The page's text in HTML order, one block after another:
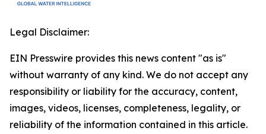
Legal Disclaimer:
EIN Presswire provides this news content "as is"
without warranty of any kind. We do not accept any
responsibility or liability for the accuracy, content,
images, videos, licenses, completeness, legality, or
reliability of the information contained in this article.